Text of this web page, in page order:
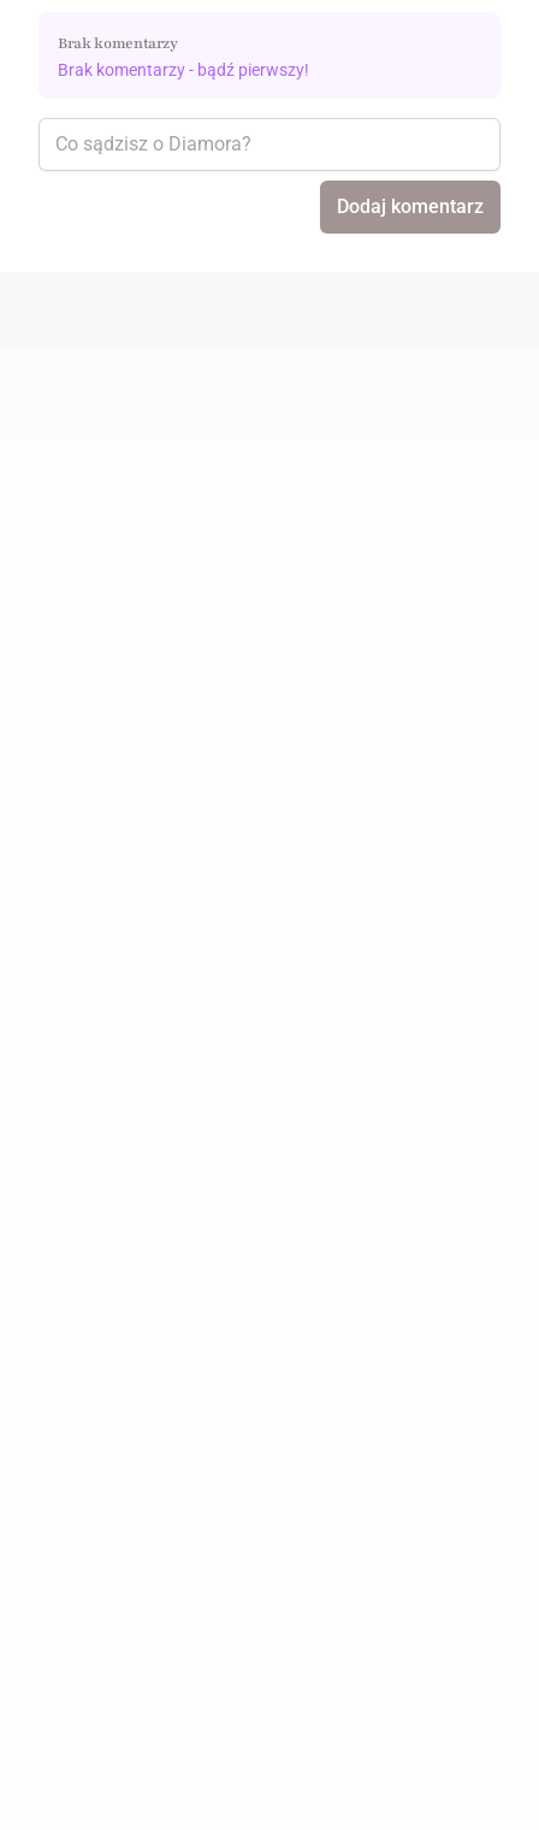
Brak komentarzy
Brak komentarzy - bądź pierwszy!
Dodaj komentarz